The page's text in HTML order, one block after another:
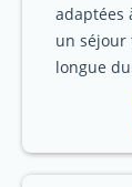
adaptées
un séjour
longue